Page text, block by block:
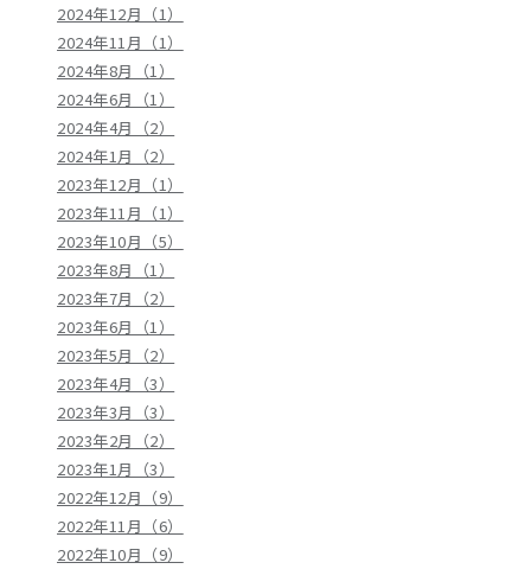
2024年12月（1）
2024年11月（1）
2024年8月（1）
2024年6月（1）
2024年4月（2）
2024年1月（2）
2023年12月（1）
2023年11月（1）
2023年10月（5）
2023年8月（1）
2023年7月（2）
2023年6月（1）
2023年5月（2）
2023年4月（3）
2023年3月（3）
2023年2月（2）
2023年1月（3）
2022年12月（9）
2022年11月（6）
2022年10月（9）